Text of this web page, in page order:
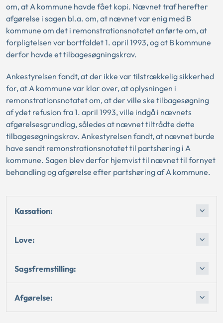
om, at A kommune havde fået kopi. Nævnet traf herefter
afgørelse i sagen bl.a. om, at nævnet var enig med B
kommune om det i remonstrationsnotatet anførte om, at
forpligtelsen var bortfaldet 1. april 1993, og at B kommune
derfor havde et tilbagesøgningskrav.
Ankestyrelsen fandt, at der ikke var tilstrækkelig sikkerhed
for, at A kommune var klar over, at oplysningen i
remonstrationsnotatet om, at der ville ske tilbagesøgning
af ydet refusion fra 1. april 1993, ville indgå i nævnets
afgørelsesgrundlag, således at nævnet tiltrådte dette
tilbagesøgningskrav. Ankestyrelsen fandt, at nævnet burde
have sendt remonstrationsnotatet til partshøring i A
kommune. Sagen blev derfor hjemvist til nævnet til fornyet
behandling og afgørelse efter partshøring af A kommune.
Kassation:
Love:
Sagsfremstilling:
Afgørelse: